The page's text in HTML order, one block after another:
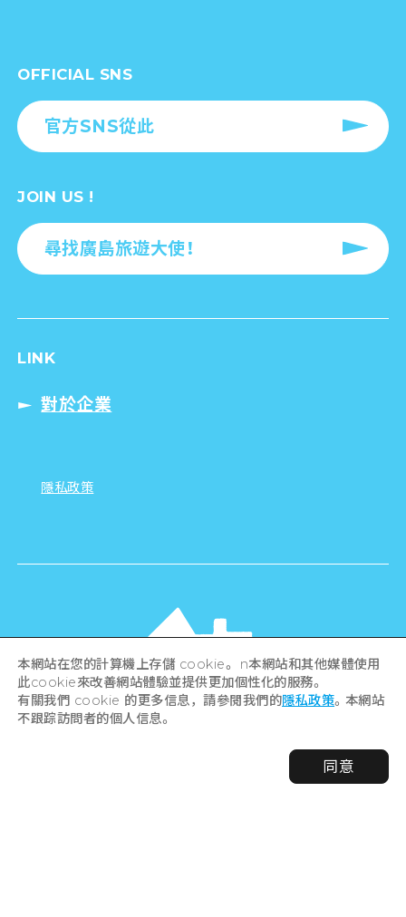
OFFICIAL SNS
官方SNS從此
JOIN US !
尋找廣島旅遊大使！
LINK
對於企業
隱私政策
©Hiroshima Tourism Association /
Hiroshima Prefecture / Hiroshima City .
本網站在您的計算機上存儲 cookie。 n本網站和其他媒體使用
此cookie來改善網站體驗並提供更加個性化的服務。
有關我們 cookie 的更多信息，請參閱我們的隱私政策。本網站
不跟踪訪問者的個人信息。
同意